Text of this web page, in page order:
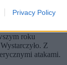
Privacy Policy
zbudował
roku
Z
atakami.